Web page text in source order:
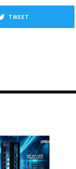
TWEET